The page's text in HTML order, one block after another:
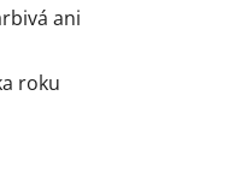
ani
roku